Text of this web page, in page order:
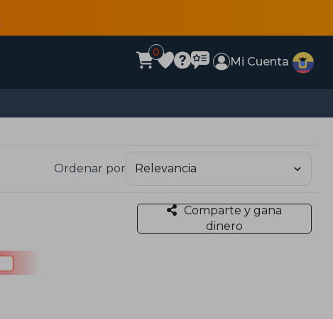
0
Mi Cuenta
Ordenar por
Comparte y gana
dinero